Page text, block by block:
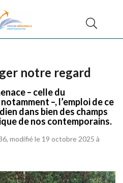
notre regard
– celle du
–, l’emploi de ce
dans bien des champs
de nos contemporains.
modifié le 19 octobre 2025 à